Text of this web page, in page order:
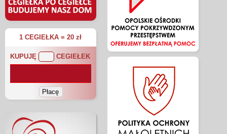
1 CEGIEŁKA = 20 zł
KUPUJĘ CEGIEŁEK